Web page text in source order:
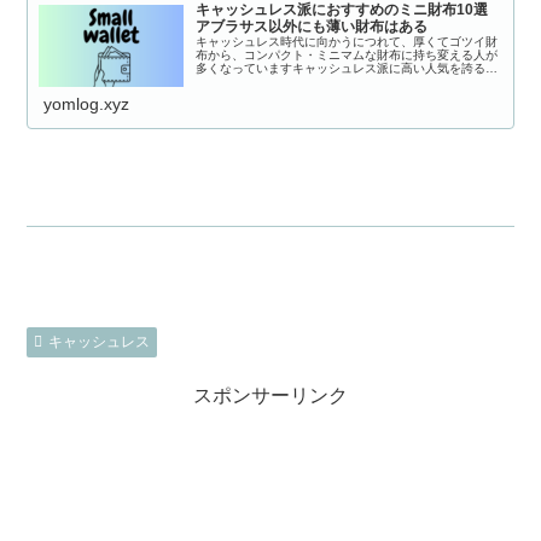
キャッシュレス派におすすめのミニ財布10選
アブラサス以外にも薄い財布はある
キャッシュレス時代に向かうにつれて、厚くてゴツイ財
布から、コンパクト・ミニマムな財布に持ち変える人が
多くなっていますキャッシュレス派に高い人気を誇る
yomlog.xyz
キャッシュレス
スポンサーリンク